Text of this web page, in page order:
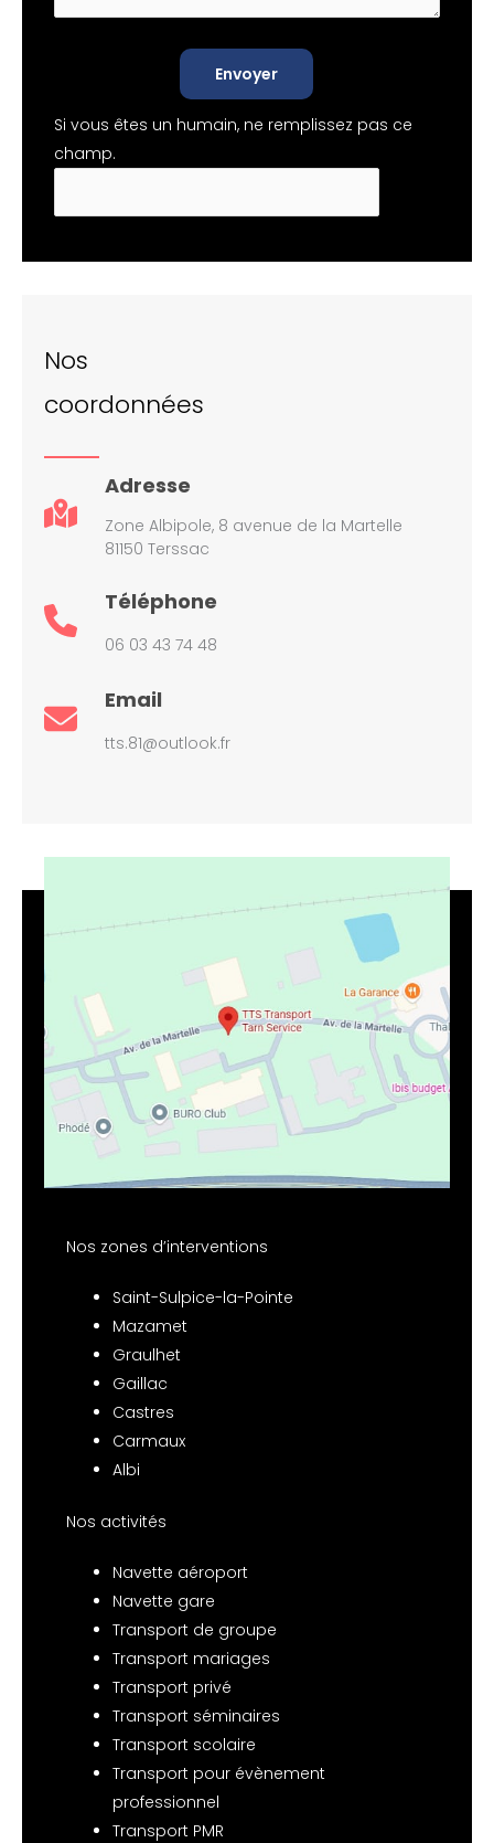
Envoyer
Si vous êtes un humain, ne remplissez pas ce
champ.
Nos
coordonnées
Adresse
Zone Albipole, 8 avenue de la Martelle
81150 Terssac
Téléphone
06 03 43 74 48
Email
tts.81@outlook.fr
Nos zones d’interventions
Saint-Sulpice-la-Pointe
Mazamet
Graulhet
Gaillac
Castres
Carmaux
Albi
Nos activités
Navette aéroport
Navette gare
Transport de groupe
Transport mariages
Transport privé
Transport séminaires
Transport scolaire
Transport pour évènement
professionnel
Transport PMR